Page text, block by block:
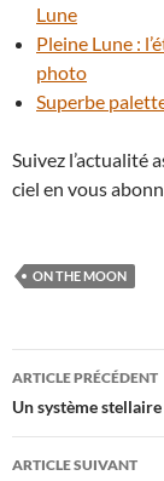
Lune
Pleine Lune :
photo
Superbe
Suivez l’actualité
ciel en vous
ON THE MOON
Navigation
des
articles
ARTICLE PRÉCÉDENT
Un système
ARTICLE SUIVANT